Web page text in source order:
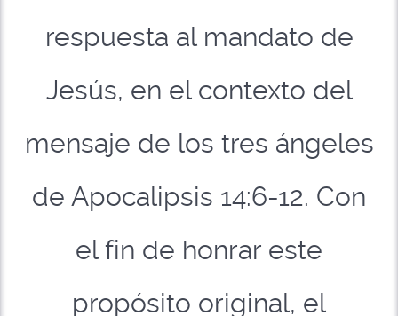
respuesta al mandato de
Jesús, en el contexto del
mensaje de los tres ángeles
de Apocalipsis 14:6-12. Con
el fin de honrar este
propósito original, el